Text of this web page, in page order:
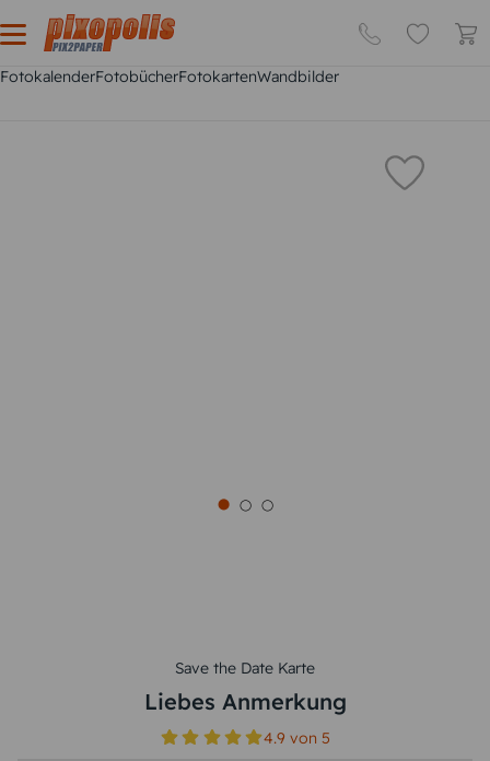
FotokalenderFotobücherFotokartenWandbilder
Save the Date Karte
Liebes Anmerkung
4.9 von5